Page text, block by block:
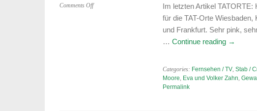
Comments Offon
Im letzten Artikel
für die TAT-Orte
und Frankfurt. Sehr pink,
… Continue reading →
Categories: Fernsehen / TV, Stab /
Moore, Eva und Volker Zahn,
Permalink